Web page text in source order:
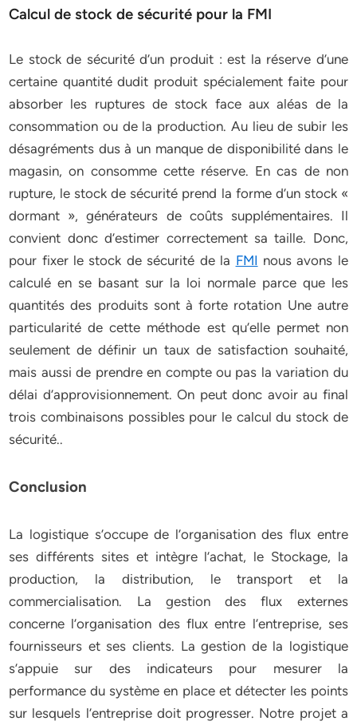
Calcul de stock de sécurité pour la FMI
Le stock de sécurité d’un produit : est la réserve d’une
certaine quantité dudit produit spécialement faite pour
absorber les ruptures de stock face aux aléas de la
consommation ou de la production. Au lieu de subir les
désagréments dus à un manque de disponibilité dans le
magasin, on consomme cette réserve. En cas de non
rupture, le stock de sécurité prend la forme d’un stock «
dormant », générateurs de coûts supplémentaires. Il
convient donc d’estimer correctement sa taille. Donc,
pour fixer le stock de sécurité de la FMI nous avons le
calculé en se basant sur la loi normale parce que les
quantités des produits sont à forte rotation Une autre
particularité de cette méthode est qu’elle permet non
seulement de définir un taux de satisfaction souhaité,
mais aussi de prendre en compte ou pas la variation du
délai d’approvisionnement. On peut donc avoir au final
trois combinaisons possibles pour le calcul du stock de
sécurité..
Conclusion
La logistique s’occupe de l’organisation des flux entre
ses différents sites et intègre l’achat, le Stockage, la
production, la distribution, le transport et la
commercialisation. La gestion des flux externes
concerne l’organisation des flux entre l’entreprise, ses
fournisseurs et ses clients. La gestion de la logistique
s’appuie sur des indicateurs pour mesurer la
performance du système en place et détecter les points
sur lesquels l’entreprise doit progresser. Notre projet a